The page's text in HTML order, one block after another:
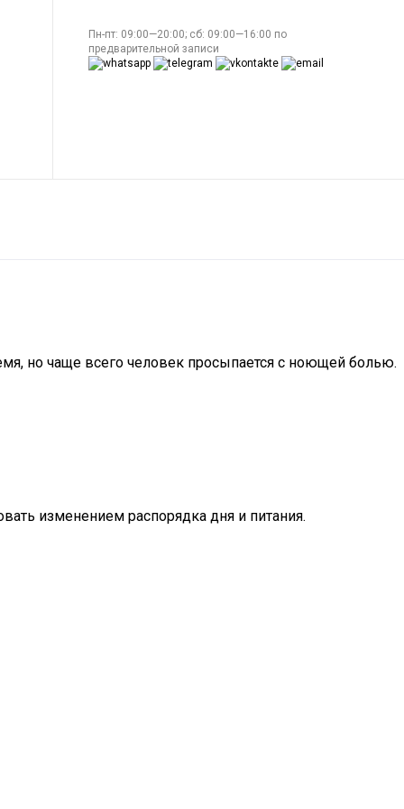
Пн-пт: 09:00—20:00; сб: 09:00—16:00 по
предварительной записи
но чаще всего человек просыпается с ноющей болью.
изменением распорядка дня и питания.